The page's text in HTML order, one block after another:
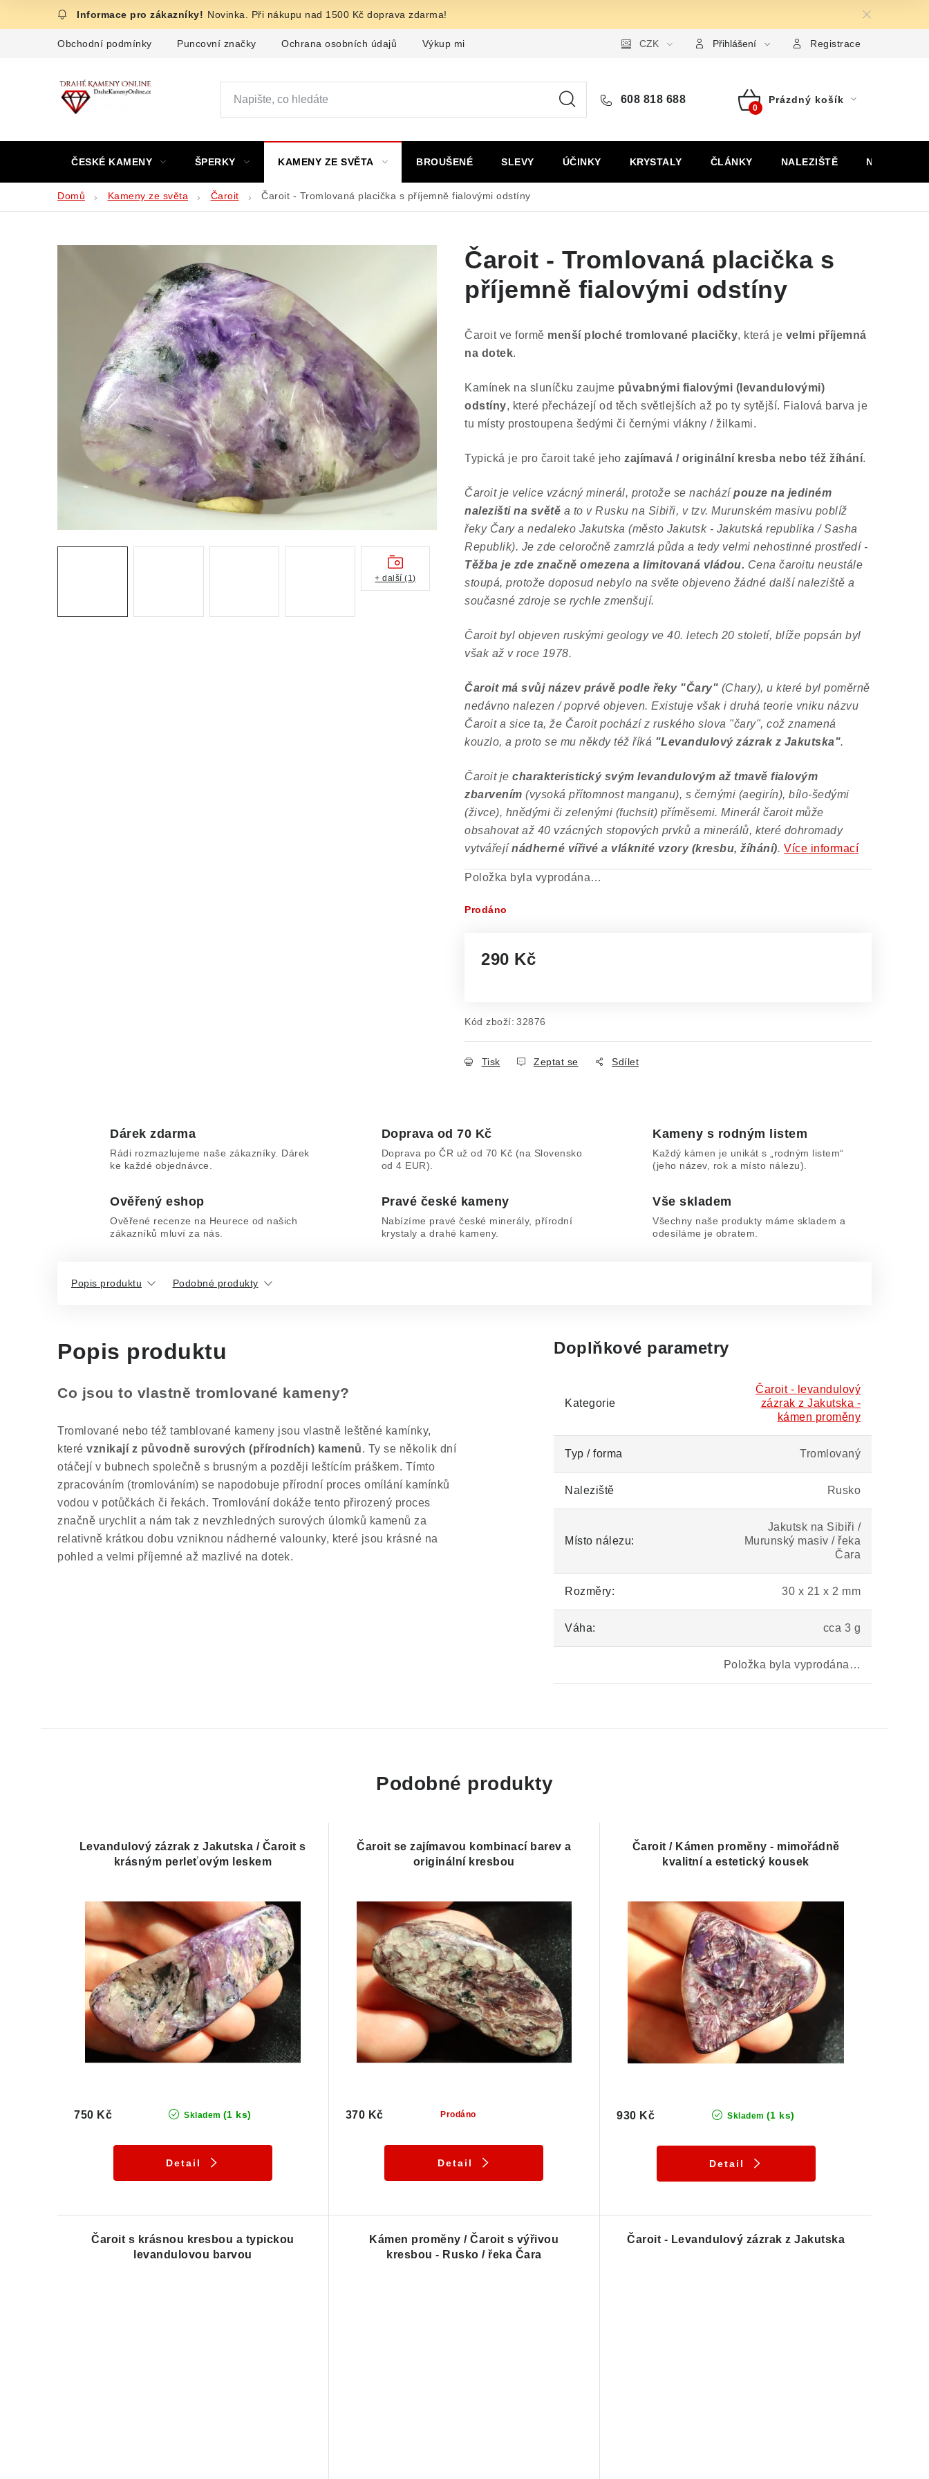
Novinka. Při nákupu nad 1500 Kč doprava zdarma!
Obchodní podmínky Puncovní značky Ochrana osobních údajů Výkup minerálů a drahých kamenů Formulář pro uplatnění reklamace Formulář pro odstoupení
CZK Přihlášení Registrace
608 818 688
Nákupní
Prázdný košík
ČESKÉ KAMENY ŠPERKY KAMENY ZE SVĚTA BROUŠENÉ SLEVY ÚČINKY KRYSTALY ČLÁNKY NALEZIŠTĚ NÁŠ PŘÍBĚH
Domů Kameny ze světa Čaroit Čaroit - Tromlovaná placička s příjemně fialovými odstíny
Čaroit - Tromlovaná placička s
příjemně fialovými odstíny
Čaroit ve formě menší ploché tromlované placičky, která je velmi příjemná
na dotek.
Kamínek na sluníčku zaujme půvabnými fialovými (levandulovými)
odstíny, které přecházejí od těch světlejších až po ty sytější. Fialová barva je
tu místy prostoupena šedými či černými vlákny / žilkami.
Typická je pro čaroit také jeho zajímavá / originální kresba nebo též žíhání.
Čaroit je velice vzácný minerál, protože se nachází pouze na jediném
nalezišti na světě a to v Rusku na Sibiři, v tzv. Murunském masivu poblíž
řeky Čary a nedaleko Jakutska (město Jakutsk - Jakutská republika / Sasha
Republik). Je zde celoročně zamrzlá půda a tedy velmi nehostinné prostředí -
Těžba je zde značně omezena a limitovaná vládou. Cena čaroitu neustále
stoupá, protože doposud nebylo na světe objeveno žádné další naleziště a
současné zdroje se rychle zmenšují.
Čaroit byl objeven ruskými geology ve 40. letech 20 století, blíže popsán byl
však až v roce 1978.
Čaroit má svůj název právě podle řeky "Čary" (Chary), u které byl poměrně
nedávno nalezen / poprvé objeven. Existuje však i druhá teorie vniku názvu
Čaroit a sice ta, že Čaroit pochází z ruského slova "čary", což znamená
kouzlo, a proto se mu někdy též říká "Levandulový zázrak z Jakutska".
Čaroit je charakteristický svým levandulovým až tmavě fialovým
zbarvením (vysoká přítomnost manganu), s černými (aegirín), bílo-šedými
(živce), hnědými či zelenými (fuchsit) příměsemi. Minerál čaroit může
obsahovat až 40 vzácných stopových prvků a minerálů, které dohromady
vytvářejí nádherné vířivé a vláknité vzory (kresbu, žíhání). Více informací
Položka byla vyprodána…
Prodáno
290 Kč
Kód zboží: 32876
Tisk Zeptat se Sdílet
+ další (1)
Dárek zdarma
Rádi rozmazlujeme naše zákazníky. Dárek
ke každé objednávce.
Doprava od 70 Kč
Doprava po ČR už od 70 Kč (na Slovensko
od 4 EUR).
Kameny s rodným listem
Každý kámen je unikát s „rodným listem“
(jeho název, rok a místo nálezu).
Ověřený eshop
Ověřené recenze na Heurece od našich
zákazníků mluví za nás.
Pravé české kameny
Nabízíme pravé české minerály, přírodní
krystaly a drahé kameny.
Vše skladem
Všechny naše produkty máme skladem a
odesíláme je obratem.
Popis produktu Podobné produkty
Popis produktu
Co jsou to vlastně tromlované kameny?
Tromlované nebo též tamblované kameny jsou vlastně leštěné kamínky,
které vznikají z původně surových (přírodních) kamenů. Ty se několik dní
otáčejí v bubnech společně s brusným a později leštícím práškem. Tímto
zpracováním (tromlováním) se napodobuje přírodní proces omílání kamínků
vodou v potůčkách či řekách. Tromlování dokáže tento přirozený proces
značně urychlit a nám tak z nevzhledných surových úlomků kamenů za
relativně krátkou dobu vzniknou nádherné valounky, které jsou krásné na
pohled a velmi příjemné až mazlivé na dotek.
Doplňkové parametry
Kategorie
Čaroit - levandulový
zázrak z Jakutska -
kámen proměny
Typ / forma Tromlovaný
Naleziště Rusko
Místo nálezu:
Jakutsk na Sibiři /
Murunský masiv / řeka
Čara
Rozměry: 30 x 21 x 2 mm
Váha: cca 3 g
Položka byla vyprodána…
Podobné produkty
Levandulový zázrak z Jakutska / Čaroit s
krásným perleťovým leskem
Skladem (1 ks)
750 Kč
Detail
Čaroit se zajímavou kombinací barev a
originální kresbou
Prodáno
370 Kč
Detail
Čaroit / Kámen proměny - mimořádně
kvalitní a estetický kousek
Skladem (1 ks)
930 Kč
Detail
Čaroit s krásnou kresbou a typickou
levandulovou barvou
Kámen proměny / Čaroit s výřivou
kresbou - Rusko / řeka Čara
Čaroit - Levandulový zázrak z Jakutska